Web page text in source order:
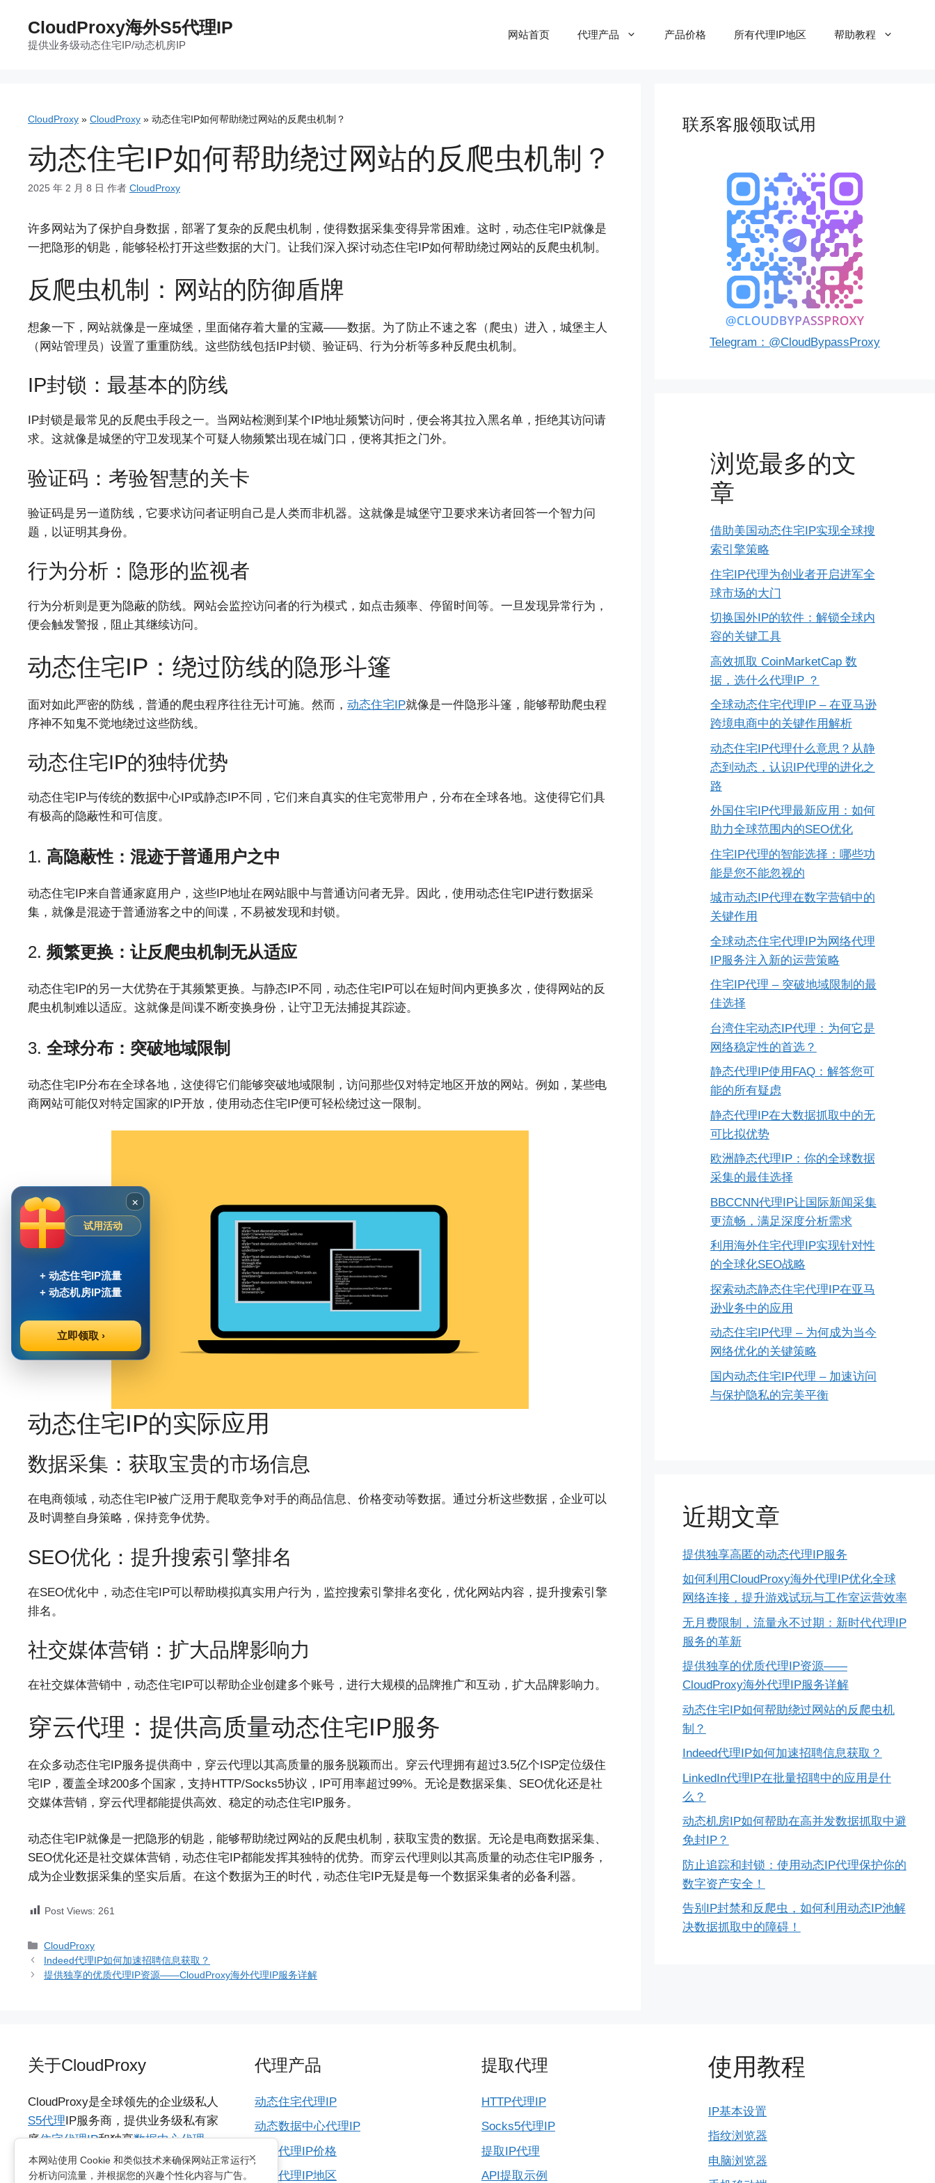
CloudProxy海外S5代理IP
提供业务级动态住宅IP/动态机房IP
网站首页 代理产品 产品价格 所有代理IP地区 帮助教程
CloudProxy » CloudProxy » 动态住宅IP如何帮助绕过网站的反爬虫机制？
动态住宅IP如何帮助绕过网站的反爬虫机制？
2025 年 2 月 8 日 作者 CloudProxy
许多网站为了保护自身数据，部署了复杂的反爬虫机制，使得数据采集变得异常困难。这时，动态住宅IP就像是
一把隐形的钥匙，能够轻松打开这些数据的大门。让我们深入探讨动态住宅IP如何帮助绕过网站的反爬虫机制。
反爬虫机制：网站的防御盾牌
想象一下，网站就像是一座城堡，里面储存着大量的宝藏——数据。为了防止不速之客（爬虫）进入，城堡主人
（网站管理员）设置了重重防线。这些防线包括IP封锁、验证码、行为分析等多种反爬虫机制。
IP封锁：最基本的防线
IP封锁是最常见的反爬虫手段之一。当网站检测到某个IP地址频繁访问时，便会将其拉入黑名单，拒绝其访问请
求。这就像是城堡的守卫发现某个可疑人物频繁出现在城门口，便将其拒之门外。
验证码：考验智慧的关卡
验证码是另一道防线，它要求访问者证明自己是人类而非机器。这就像是城堡守卫要求来访者回答一个智力问
题，以证明其身份。
行为分析：隐形的监视者
行为分析则是更为隐蔽的防线。网站会监控访问者的行为模式，如点击频率、停留时间等。一旦发现异常行为，
便会触发警报，阻止其继续访问。
动态住宅IP：绕过防线的隐形斗篷
面对如此严密的防线，普通的爬虫程序往往无计可施。然而， 动态住宅IP就像是一件隐形斗篷，能够帮助爬虫程
序神不知鬼不觉地绕过这些防线。
动态住宅IP的独特优势
动态住宅IP与传统的数据中心IP或静态IP不同，它们来自真实的住宅宽带用户，分布在全球各地。这使得它们具
有极高的隐蔽性和可信度。
1. 高隐蔽性：混迹于普通用户之中
动态住宅IP来自普通家庭用户，这些IP地址在网站眼中与普通访问者无异。因此，使用动态住宅IP进行数据采
集，就像是混迹于普通游客之中的间谍，不易被发现和封锁。
2. 频繁更换：让反爬虫机制无从适应
动态住宅IP的另一大优势在于其频繁更换。与静态IP不同，动态住宅IP可以在短时间内更换多次，使得网站的反
爬虫机制难以适应。这就像是间谍不断变换身份，让守卫无法捕捉其踪迹。
3. 全球分布：突破地域限制
动态住宅IP分布在全球各地，这使得它们能够突破地域限制，访问那些仅对特定地区开放的网站。例如，某些电
商网站可能仅对特定国家的IP开放，使用动态住宅IP便可轻松绕过这一限制。
动态住宅IP的实际应用
数据采集：获取宝贵的市场信息
在电商领域，动态住宅IP被广泛用于爬取竞争对手的商品信息、价格变动等数据。通过分析这些数据，企业可以
及时调整自身策略，保持竞争优势。
SEO优化：提升搜索引擎排名
在SEO优化中，动态住宅IP可以帮助模拟真实用户行为，监控搜索引擎排名变化，优化网站内容，提升搜索引擎
排名。
社交媒体营销：扩大品牌影响力
在社交媒体营销中，动态住宅IP可以帮助企业创建多个账号，进行大规模的品牌推广和互动，扩大品牌影响力。
穿云代理：提供高质量动态住宅IP服务
在众多动态住宅IP服务提供商中，穿云代理以其高质量的服务脱颖而出。穿云代理拥有超过3.5亿个ISP定位级住
宅IP，覆盖全球200多个国家，支持HTTP/Socks5协议，IP可用率超过99%。无论是数据采集、SEO优化还是社
交媒体营销，穿云代理都能提供高效、稳定的动态住宅IP服务。
动态住宅IP就像是一把隐形的钥匙，能够帮助绕过网站的反爬虫机制，获取宝贵的数据。无论是电商数据采集、
SEO优化还是社交媒体营销，动态住宅IP都能发挥其独特的优势。而穿云代理则以其高质量的动态住宅IP服务，
成为企业数据采集的坚实后盾。在这个数据为王的时代，动态住宅IP无疑是每一个数据采集者的必备利器。
Post Views: 261
分
类
CloudProxy
Indeed代理IP如何加速招聘信息获取？
提供独享的优质代理IP资源——CloudProxy海外代理IP服务详解
联系客服领取试用
Telegram：@CloudBypassProxy
浏览最多的文
章
借助美国动态住宅IP实现全球搜
索引擎策略
住宅IP代理为创业者开启进军全
球市场的大门
切换国外IP的软件：解锁全球内
容的关键工具
高效抓取 CoinMarketCap 数
据，选什么代理IP ？
全球动态住宅代理IP – 在亚马逊
跨境电商中的关键作用解析
动态住宅IP代理什么意思？从静
态到动态，认识IP代理的进化之
路
外国住宅IP代理最新应用：如何
助力全球范围内的SEO优化
住宅IP代理的智能选择：哪些功
能是您不能忽视的
城市动态IP代理在数字营销中的
关键作用
全球动态住宅代理IP为网络代理
IP服务注入新的运营策略
住宅IP代理 – 突破地域限制的最
佳选择
台湾住宅动态IP代理：为何它是
网络稳定性的首选？
静态代理IP使用FAQ：解答您可
能的所有疑虑
静态代理IP在大数据抓取中的无
可比拟优势
欧洲静态代理IP：你的全球数据
采集的最佳选择
BBCCNN代理IP让国际新闻采集
更流畅，满足深度分析需求
利用海外住宅代理IP实现针对性
的全球化SEO战略
探索动态静态住宅代理IP在亚马
逊业务中的应用
动态住宅IP代理 – 为何成为当今
网络优化的关键策略
国内动态住宅IP代理 – 加速访问
与保护隐私的完美平衡
近期文章
提供独享高匿的动态代理IP服务
如何利用CloudProxy海外代理IP优化全球
网络连接，提升游戏试玩与工作室运营效率
无月费限制，流量永不过期：新时代代理IP
服务的革新
提供独享的优质代理IP资源——
CloudProxy海外代理IP服务详解
动态住宅IP如何帮助绕过网站的反爬虫机
制？
Indeed代理IP如何加速招聘信息获取？
LinkedIn代理IP在批量招聘中的应用是什
么？
动态机房IP如何帮助在高并发数据抓取中避
免封IP？
防止追踪和封锁：使用动态IP代理保护你的
数字资产安全！
告别IP封禁和反爬虫，如何利用动态IP池解
决数据抓取中的障碍！
关于CloudProxy
CloudProxy是全球领先的企业级私人
S5代理IP服务商，提供业务级私有家
庭住宅代理IP和独享数据中心代理
IP，具备城市级动态IP资源，支持
HTTP/SOCKS5协议，适用于各种多国
代理产品
动态住宅代理IP
动态数据中心代理IP
海外代理IP价格
所有代理IP地区
提取代理
HTTP代理IP
Socks5代理IP
提取IP代理
API提取示例
使用教程
IP基本设置
指纹浏览器
电脑浏览器
×
本网站使用 Cookie 和类似技术来确保网站正常运行，
分析访问流量，并根据您的兴趣个性化内容与广告。
×
试用活动
+ 动态住宅IP流量
+ 动态机房IP流量
立即领取 ›